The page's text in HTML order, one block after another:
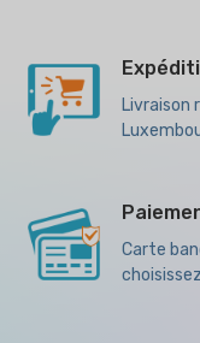
Livraison
Carte
choisissez